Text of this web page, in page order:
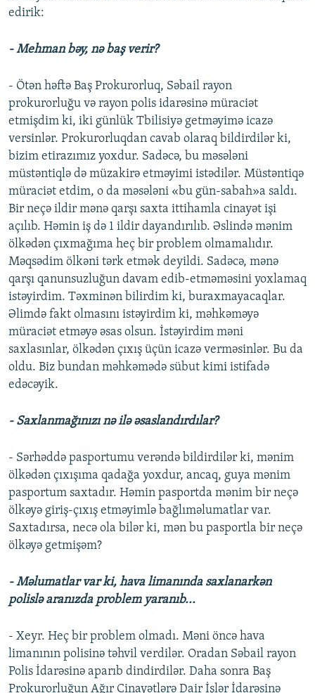
edirik:
- Mehman bəy, nə baş verir?
- Ötən həftə Baş Prokurorluq, Səbail rayon
prokurorluğu və rayon polis idarəsinə müraciət
etmişdim ki, iki günlük Tbilisiyə getməyimə icazə
versinlər. Prokurorluqdan cavab olaraq bildirdilər ki,
bizim etirazımız yoxdur. Sadəcə, bu məsələni
müstəntiqlə də müzakirə etməyimi istədilər. Müstəntiqə
müraciət etdim, o da məsələni «bu gün-sabah»a saldı.
Bir neçə ildir mənə qarşı saxta ittihamla cinayət işi
açılıb. Həmin iş də 1 ildir dayandırılıb. Əslində mənim
ölkədən çıxmağıma heç bir problem olmamalıdır.
Məqsədim ölkəni tərk etmək deyildi. Sadəcə, mənə
qarşı qanunsuzluğun davam edib-etməməsini yoxlamaq
istəyirdim. Təxminən bilirdim ki, buraxmayacaqlar.
Əlimdə fakt olmasını istəyirdim ki, məhkəməyə
müraciət etməyə əsas olsun. İstəyirdim məni
saxlasınlar, ölkədən çıxış üçün icazə verməsinlər. Bu da
oldu. Biz bundan məhkəmədə sübut kimi istifadə
edəcəyik.
- Saxlanmağınızı nə ilə əsaslandırdılar?
- Sərhəddə pasportumu verəndə bildirdilər ki, mənim
ölkədən çıxışıma qadağa yoxdur, ancaq, guya mənim
pasportum saxtadır. Həmin pasportda mənim bir neçə
ölkəyə giriş-çıxış etməyimlə bağlıməlumatlar var.
Saxtadırsa, necə ola bilər ki, mən bu pasportla bir neçə
ölkəyə getmişəm?
- Məlumatlar var ki, hava limanında saxlanarkən
polislə aranızda problem yaranıb...
- Xeyr. Heç bir problem olmadı. Məni öncə hava
limanının polisinə təhvil verdilər. Oradan Səbail rayon
Polis İdarəsinə aparıb dindirdilər. Daha sonra Baş
Prokurorluğun Ağır Cinayətlərə Dair İşlər İdarəsinə